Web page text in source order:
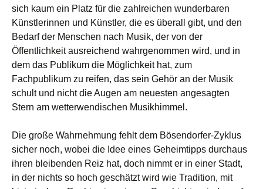
sich kaum ein Platz für die zahlreichen wunderbaren
Künstlerinnen und Künstler, die es überall gibt, und den
Bedarf der Menschen nach Musik, der von der
Öffentlichkeit ausreichend wahrgenommen wird, und in
dem das Publikum die Möglichkeit hat, zum
Fachpublikum zu reifen, das sein Gehör an der Musik
schult und nicht die Augen am neuesten angesagten
Stern am wetterwendischen Musikhimmel.
Die große Wahrnehmung fehlt dem Bösendorfer-Zyklus
sicher noch, wobei die Idee eines Geheimtipps durchaus
ihren bleibenden Reiz hat, doch nimmt er in einer Stadt,
in der nichts so hoch geschätzt wird wie Tradition, mit